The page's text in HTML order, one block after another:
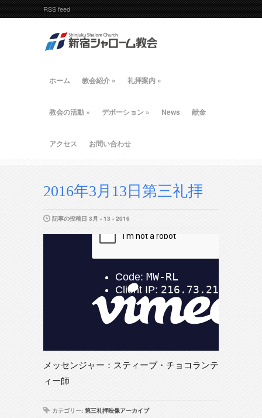
RSS feed
ホーム 教会紹介 » 礼拝案内 »
教会の活動 » デボーション » News 献金
アクセス お問い合わせ
2016年3月13日第三礼拝
記事の投稿日 3月 - 13 - 2016
メッセンジャー：スティーブ・チョコランテ
ィー師
カテゴリー: 第三礼拝映像アーカイブ